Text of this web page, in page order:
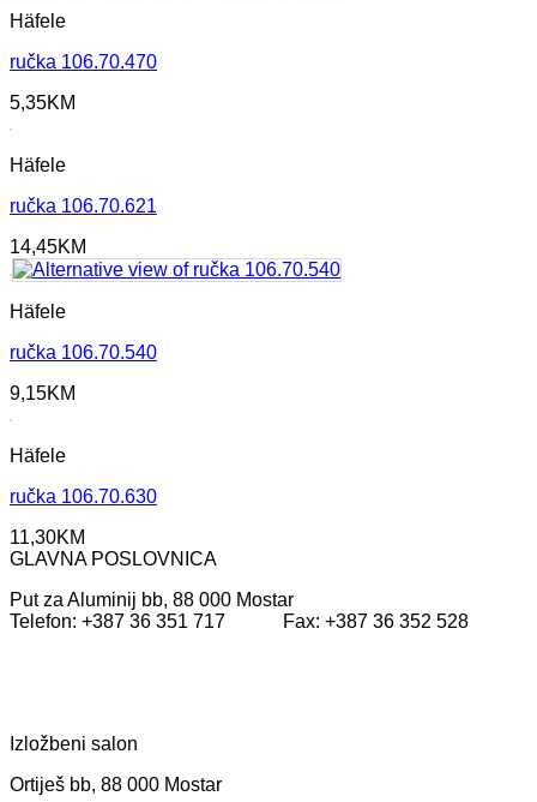
Häfele
ručka 106.70.470
5,35KM
Häfele
ručka 106.70.621
14,45KM
Häfele
ručka 106.70.540
9,15KM
Häfele
ručka 106.70.630
11,30KM
GLAVNA POSLOVNICA
Put za Aluminij bb, 88 000 Mostar
Telefon: +387 36 351 717 Fax: +387 36 352 528
Izložbeni salon
Ortiješ bb, 88 000 Mostar